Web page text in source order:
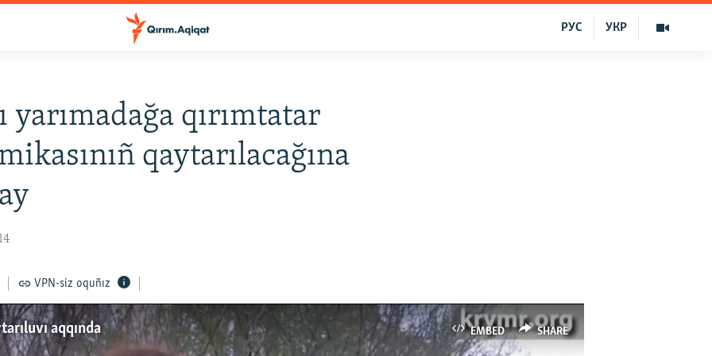
УКР
РУС
yarımadağa qırımtatar
qaytarılacağına
VPN-siz oquñız
EMBED SHARE
aqqında